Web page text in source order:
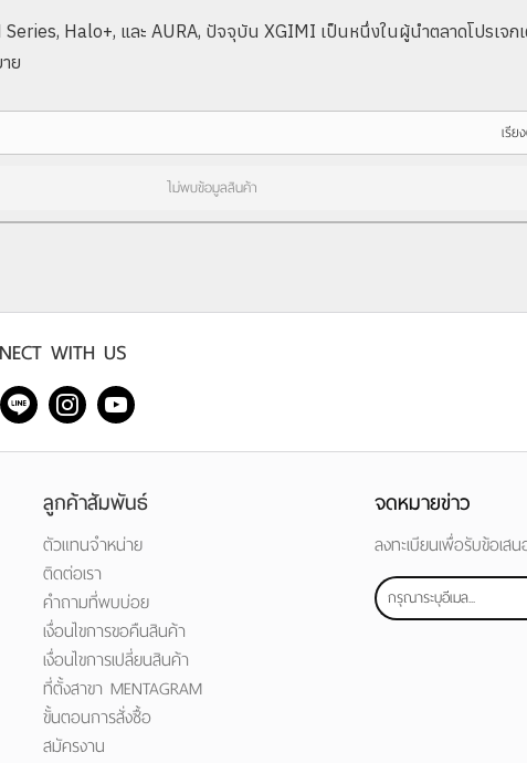
Halo+, และ AURA, ปัจจุบัน XGIMI เป็นหนึ่งในผู้นำตลาดโปรเจกเ
ย
เรีย
ไม่พบข้อมูลสินค้า
WITH US
ลูกค้าสัมพันธ์
ตัวแทนจำหน่าย
ติดต่อเรา
คำถามที่พบบ่อย
เงื่อนไขการขอคืนสินค้า
เงื่อนไขการเปลี่ยนสินค้า
ที่ตั้งสาขา MENTAGRAM
ขั้นตอนการสั่งซื้อ
สมัครงาน
จดหมายข่าว
ลงทะเบียนเพื่อรับข้อเส